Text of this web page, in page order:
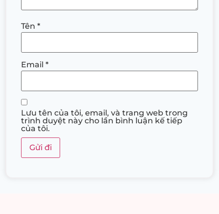
Tên *
Email *
Lưu tên của tôi, email, và trang web trong
trình duyệt này cho lần bình luận kế tiếp
của tôi.